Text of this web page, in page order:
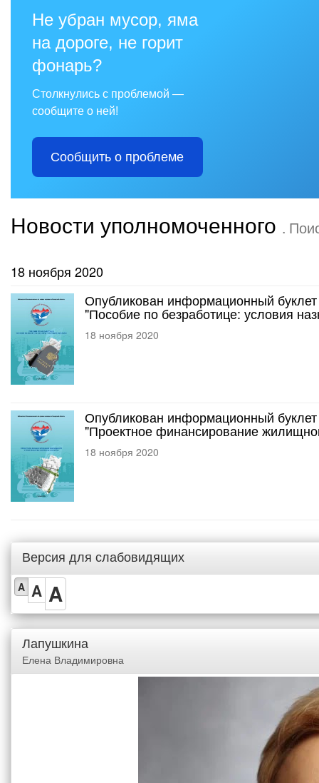
Не убран мусор, яма
на дороге, не горит
фонарь?
Столкнулись с проблемой —
сообщите о ней!
Сообщить о проблеме
Новости уполномоченного .
18 ноября 2020
Опубликован информационный
"Пособие по безработице: условия
18 ноября 2020
Опубликован информационный
"Проектное финансирование
18 ноября 2020
Версия для слабовидящих
A A A
Лапушкина
Елена Владимировна